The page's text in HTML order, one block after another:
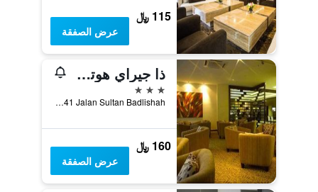
115 ﷼
عرض الصفقة
ذا جيراي هوتل ألور ستار
3 نجوم
Lot 134-141 Jalan Sultan Badlishah, الور سيتار, ماليزيا
160 ﷼
عرض الصفقة